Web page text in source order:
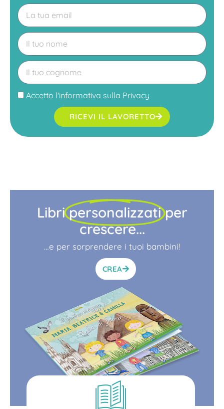
Accetto l'informativa sulla Privacy
RICEVI IL LAVORETTO
Libri personalizzati per
crescere...
…e per sorprendere i tuoi bambini!
CREA